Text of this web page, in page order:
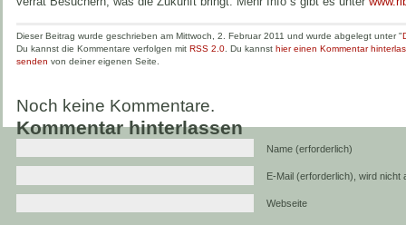
Dieser Beitrag wurde geschrieben am Mittwoch, 2. Februar 2011 und wurde abgelegt unter "
Du kannst die Kommentare verfolgen mit RSS 2.0 . Du kannst hier einen Kommentar
senden von deiner eigenen Seite.
Noch keine Kommentare.
Kommentar hinterlassen
Name (erforderlich)
E-Mail (erforderlich), wird nicht
Webseite